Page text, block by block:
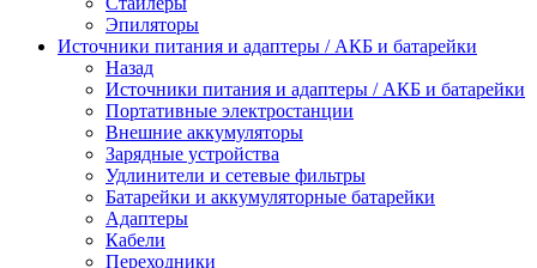
Эпиляторы
Источники питания и адаптеры / АКБ и батарейки
Назад
Источники питания и адаптеры / АКБ и батарейки
Портативные электростанции
Внешние аккумуляторы
Зарядные устройства
Удлинители и сетевые фильтры
Батарейки и аккумуляторные батарейки
Адаптеры
Кабели
Переходники